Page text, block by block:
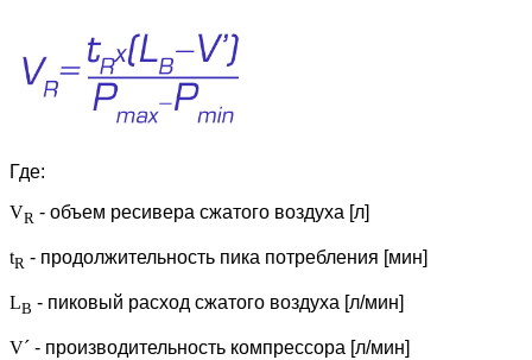
Где:
VR - объем ресивера сжатого воздуха [л]
tR - продолжительность пика потребления [мин]
LB - пиковый расход сжатого воздуха [л/мин]
V´ - производительность компрессора [л/мин]